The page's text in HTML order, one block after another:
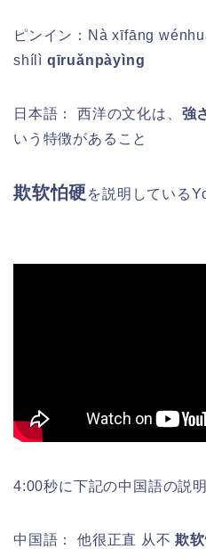
ピンイン： Nà xīfāng
shílì qīruǎnpàyìng
日本語： 西洋の文化は、 強
いう特徴があること
欺软怕硬 を説明している
4:00秒に下記の中国語の説
中国語： 他很正直 从不欺